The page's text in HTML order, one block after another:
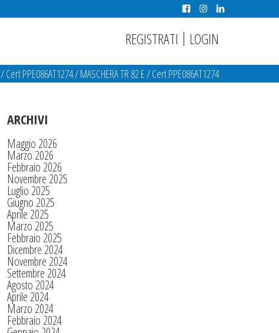
REGISTRATI | LOGIN
/Cert PPE086AT1274/MASCHERA TR 82 E/Cert PPE086AT1274
ARCHIVI
Maggio 2026
Marzo 2026
Febbraio 2026
Novembre 2025
Luglio 2025
Giugno 2025
Aprile 2025
Marzo 2025
Febbraio 2025
Dicembre 2024
Novembre 2024
Settembre 2024
Agosto 2024
Aprile 2024
Marzo 2024
Febbraio 2024